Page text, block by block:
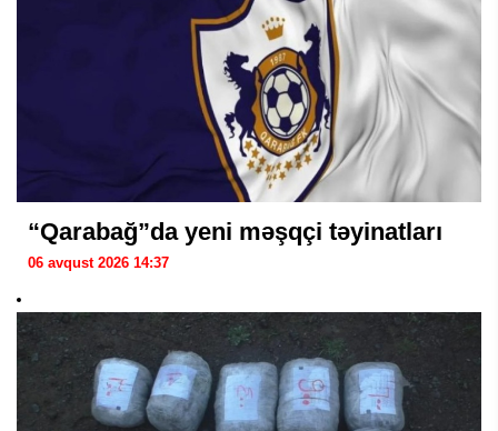
“Qarabağ”da yeni məşqçi təyinatları
06 avqust 2026 14:37